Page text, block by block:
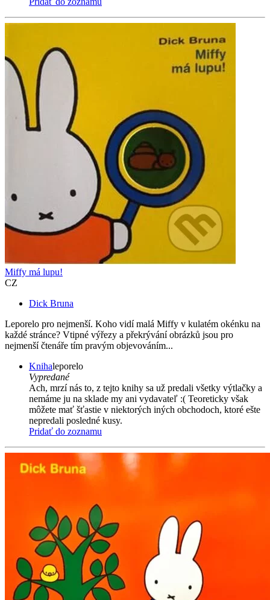
Miffy má lupu!
CZ
Dick Bruna
Leporelo pro nejmenší. Koho vidí malá Miffy v kulatém okénku na
každé stránce? Vtipné výřezy a překrývání obrázků jsou pro
nejmenší čtenáře tím pravým objevováním...
Knihaleporelo
Vypredané
Ach, mrzí nás to, z tejto knihy sa už predali všetky výtlačky a
nemáme ju na sklade my ani vydavateľ :( Teoreticky však
môžete mať šťastie v niektorých iných obchodoch, ktoré ešte
nepredali posledné kusy.
Pridať do zoznamu